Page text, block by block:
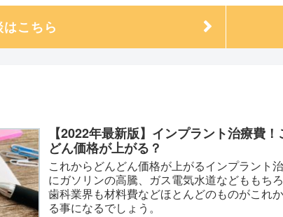
こちら
【2022年最新版】インプラント治療費
どん価格が上がる？
これからどんどん価格が上がるインプラント
にガソリンの高騰、ガス電気水道などももちろ
歯科業界も材料費などほとんどのものがこれ
る事になるでしょう。